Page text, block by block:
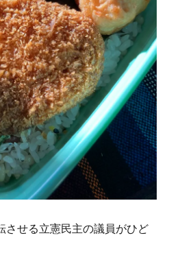
させる立憲民主の議員がひど